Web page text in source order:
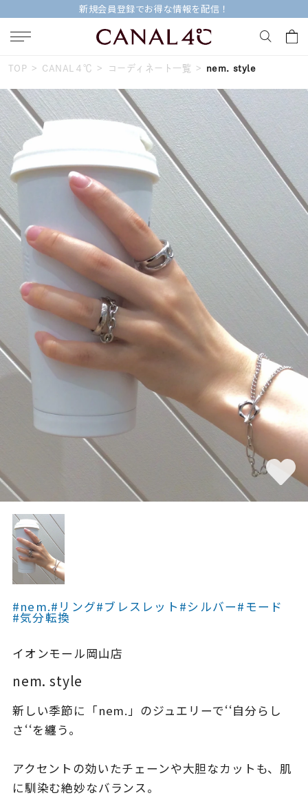
新規会員登録でお得な情報を配信！
キーワードで検索する
人気検索キーワード
#summer #ペア #ダイヤモンド ネックレス
#エタニティ #くまのプーさん
ブランド Canal４℃
カテゴリー すべてのジュエリー
カラー
誕生石
石の色
ファッションテイス
ト
着用シーン
レディース
リングサイズ
リングサイズ
TOP CANAL４℃ コーディネート一覧 nem. style
#nem.#リング#ブレスレット #シルバー#モード
#気分転換
イオンモール岡山店
nem. style
新しい季節に「nem.」のジュエリーで‘‘自分らし
さ‘‘を纏う。
アクセントの効いたチェーンや大胆なカットも、肌
に馴染む絶妙なバランス。